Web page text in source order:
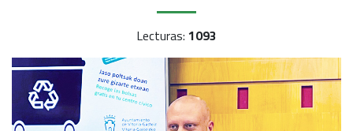
Lecturas: 1093